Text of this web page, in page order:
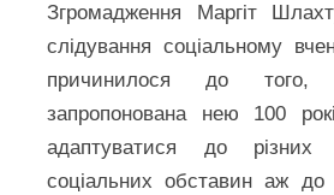
Згромадження Маргіт
слідування соціальному
причинилося до
запропонована нею 100
адаптуватися до різних
соціальних обставин аж